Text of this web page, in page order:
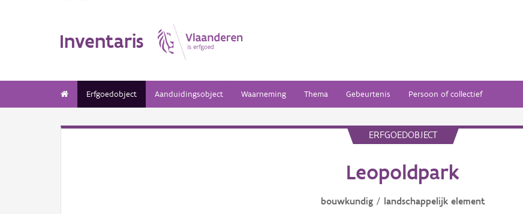
Inventaris
Erfgoedobject Aanduidingsobject Waarneming Thema Gebeurtenis Persoon of collectief
ERFGOEDOBJECT
Leopoldpark
bouwkundig/ landschappelijk element